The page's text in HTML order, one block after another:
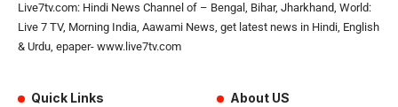
Live7tv.com: Hindi News Channel of – Bengal, Bihar, Jharkhand, World:
Live 7 TV, Morning India, Aawami News, get latest news in Hindi, English
& Urdu, epaper- www.live7tv.com
Quick Links About US